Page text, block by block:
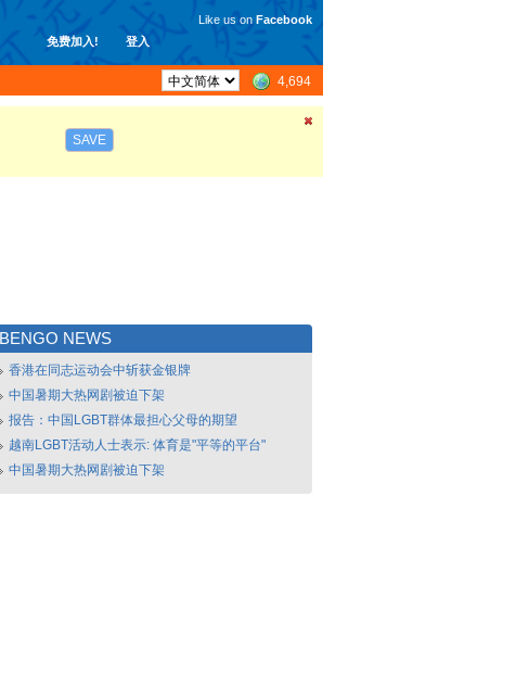
免费加入! 登入
Like us on Facebook
4,694
SAVE
BENGO NEWS
香港在同志运动会中斩获金银牌
中国暑期大热网剧被迫下架
报告：中国LGBT群体最担心父母的期望
越南LGBT活动人士表示: 体育是"平等的平台"
中国暑期大热网剧被迫下架